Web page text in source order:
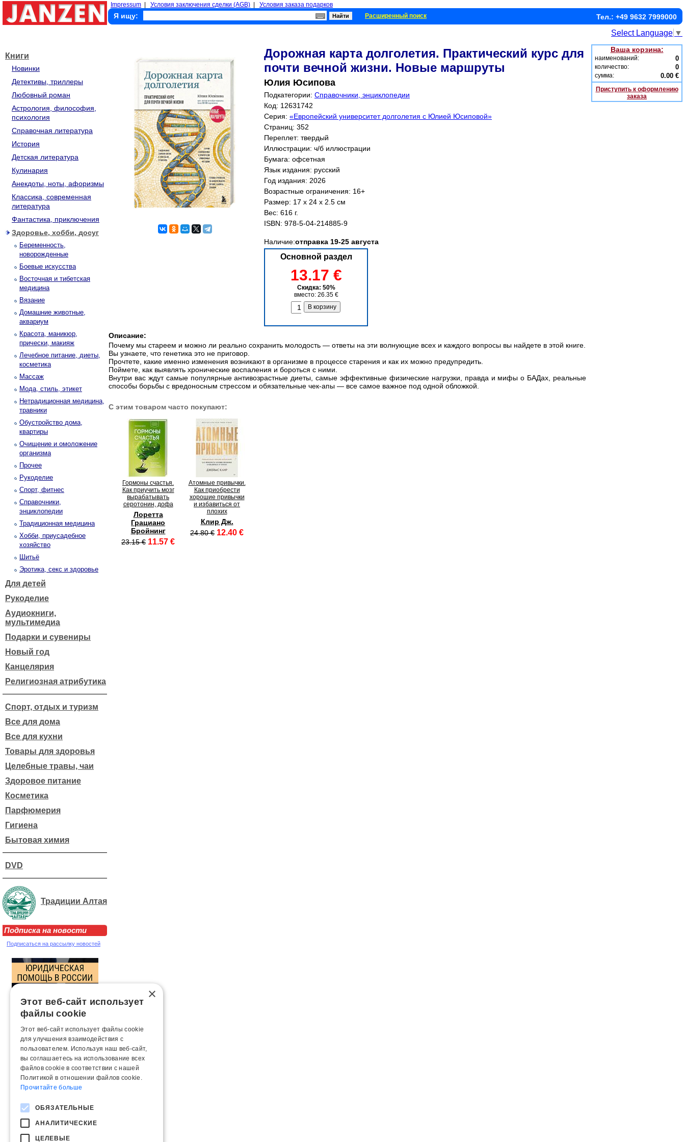
Impressum Условия заключения сделки (AGB) Условия заказа подарков
Я ищу: Расширенный поиск Тел.: +49 9632 7999000
Select Language ▼
Книги
Новинки
Детективы, триллеры
Любовный роман
Астрология, философия,
психология
Справочная литература
История
Детская литература
Кулинария
Анекдоты, ноты, афоризмы
Классика, современная
литература
Фантастика, приключения
Здоровье, хобби, досуг
Беременность,
новорожденные
Боевые искусства
Восточная и тибетская
медицина
Вязание
Домашние животные,
аквариум
Красота, маникюр,
прически, макияж
Лечебное питание, диеты,
косметика
Массаж
Мода, стиль, этикет
Нетрадиционная медицина,
травники
Обустройство дома,
квартиры
Очищение и омоложение
организма
Прочее
Рукоделие
Спорт, фитнес
Справочники,
энциклопедии
Традиционная медицина
Хобби, приусадебное
хозяйство
Шитьё
Эротика, секс и здоровье
Для детей
Рукоделие
Аудиокниги,
мультимедиа
Подарки и сувениры
Новый год
Канцелярия
Религиозная атрибутика
Спорт, отдых и туризм
Все для дома
Все для кухни
Товары для здоровья
Целебные травы, чаи
Здоровое питание
Косметика
Парфюмерия
Гигиена
Бытовая химия
DVD
Традиции Алтая
Подписка на новости
Подписаться на рассылку новостей
Дорожная карта долголетия. Практический курс для
почти вечной жизни. Новые маршруты
Юлия Юсипова
Подкатегории: Справочники, энциклопедии
Код: 12631742
Серия: «Европейский университет долголетия с Юлией Юсиповой»
Страниц: 352
Переплет: твердый
Иллюстрации: ч/б иллюстрации
Бумага: офсетная
Язык издания: русский
Год издания: 2026
Возрастные ограничения: 16+
Размер: 17 x 24 x 2.5 см
Вес: 616 г.
ISBN: 978-5-04-214885-9
Наличие:отправка 19-25 августа
Основной раздел
13.17 €
Скидка: 50%
вместо: 26.35 €
Описание:
Почему мы стареем и можно ли реально сохранить молодость — ответы на эти волнующие всех и каждого вопросы вы найдете в этой книге.
Вы узнаете, что генетика это не приговор.
Прочтете, какие именно изменения возникают в организме в процессе старения и как их можно предупредить.
Поймете, как выявлять хронические воспаления и бороться с ними.
Внутри вас ждут самые популярные антивозрастные диеты, самые эффективные физические нагрузки, правда и мифы о БАДах, реальные
способы борьбы с вредоносным стрессом и обязательные чек-апы — все самое важное под одной обложкой.
С этим товаром часто покупают:
Гормоны счастья.
Как приучить мозг
вырабатывать
серотонин, дофа
Лоретта
Грациано
Бройнинг
23.15 € 11.57 €
Атомные привычки.
Как приобрести
хорошие привычки
и избавиться от
плохих
Клир Дж.
24.80 € 12.40 €
Ваша корзина:
наименований: 0
количество: 0
сумма: 0.00 €
Приступить к оформлению
заказа
×
Этот веб-сайт использует
файлы cookie
Этот веб-сайт использует файлы cookie
для улучшения взаимодействия с
пользователем. Используя наш веб-сайт,
вы соглашаетесь на использование всех
файлов cookie в соответствии с нашей
Политикой в ​​отношении файлов cookie.
Прочитайте больше
ОБЯЗАТЕЛЬНЫЕ
АНАЛИТИЧЕСКИЕ
ЦЕЛЕВЫЕ